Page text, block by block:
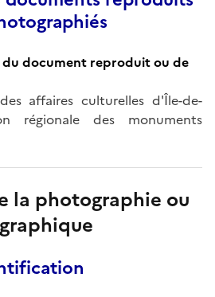
du document reproduit ou de
affaires culturelles d'Île-de-
régionale des monuments
la photographie ou